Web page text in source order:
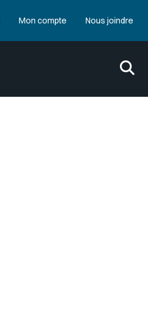
Mon compte Nous joindre